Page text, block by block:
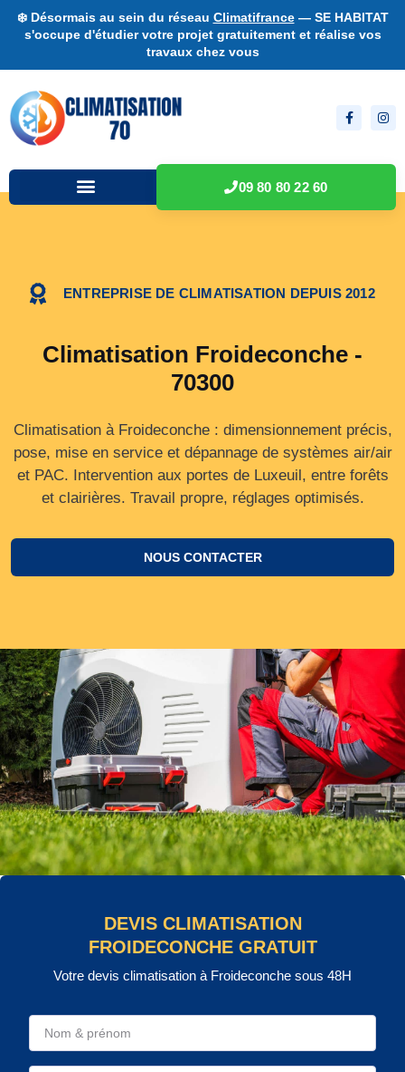
❄️ Désormais au sein du réseau Climatifrance— SE HABITAT
s'occupe d'étudier votre projet gratuitement et réalise vos
travaux chez vous
09 80 80 22 60
ENTREPRISE DE CLIMATISATION DEPUIS 2012
Climatisation Froideconche -
70300
Climatisation à Froideconche : dimensionnement précis,
pose, mise en service et dépannage de systèmes air/air
et PAC. Intervention aux portes de Luxeuil, entre forêts
et clairières. Travail propre, réglages optimisés.
NOUS CONTACTER
DEVIS CLIMATISATION
FROIDECONCHE GRATUIT
Votre devis climatisation à Froideconche sous 48H